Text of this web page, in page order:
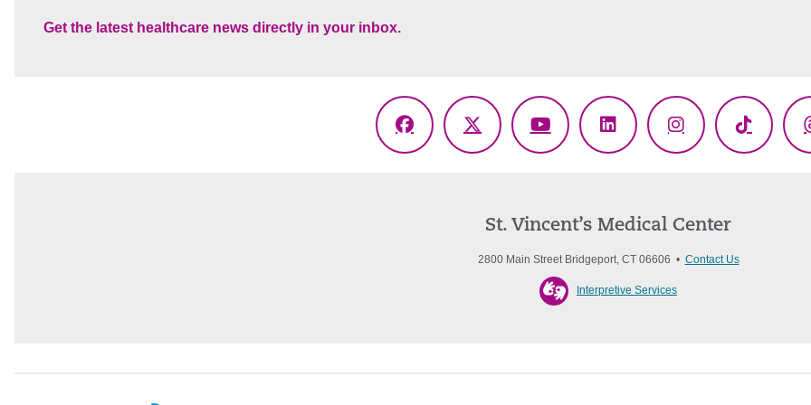
Get the latest healthcare news directly in your inbox.
Facebook
X
YouTubeLinkedInInstagramTikTok
St. Vincent’s Medical Center
2800 Main Street Bridgeport, CT 06606 • Contact Us
Interpretive Services